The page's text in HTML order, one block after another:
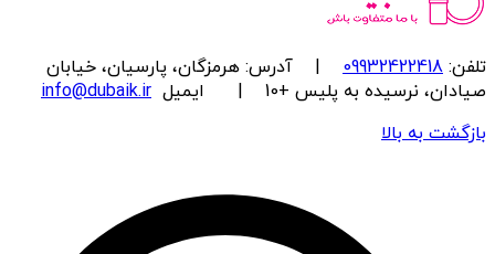
تلفن: 09932422418 | آدرس: هرمزگان، پارسیان، خیابان
صیادان، نرسیده به پلیس +10 | ایمیل
info@dubaik.ir
بازگشت به بالا